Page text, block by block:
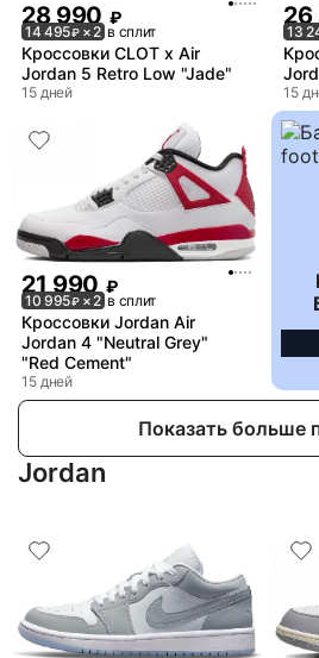
28 990 ₽
14 495₽ × 2 в сплит
Кроссовки CLOT x Air
Jordan 5 Retro Low "Jade"
15 дней
26
13
15
21 990 ₽
10 995₽ × 2 в сплит
Кроссовки Jordan Air
Jordan 4 "Neutral Grey"
"Red Cement"
15 дней
Показать больше
Jordan